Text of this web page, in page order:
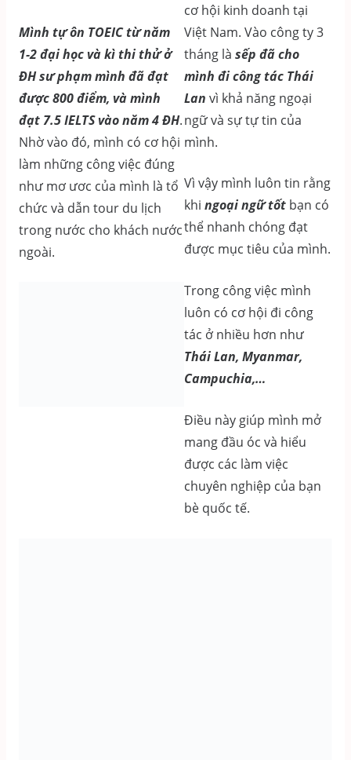
Mình tự ôn TOEIC từ năm
1-2 đại học và kì thi thử ở
ĐH sư phạm mình đã đạt
được 800 điểm, và mình
đạt 7.5 IELTS vào năm 4 ĐH.
Nhờ vào đó, mình có cơ hội
làm những công việc đúng
như mơ ươc của mình là tổ
chức và dẫn tour du lịch
trong nước cho khách nước
ngoài.
cơ hội kinh doanh tại
Việt Nam. Vào công ty 3
tháng là sếp đã cho
mình đi công tác Thái
Lan vì khả năng ngoại
ngữ và sự tự tin của
mình.
Vì vậy mình luôn tin rằng
khi ngoại ngữ tốt bạn có
thể nhanh chóng đạt
được mục tiêu của mình.
Trong công việc mình
luôn có cơ hội đi công
tác ở nhiều hơn như
Thái Lan, Myanmar,
Campuchia,…
Điều này giúp mình mở
mang đầu óc và hiểu
được các làm việc
chuyên nghiệp của bạn
bè quốc tế.